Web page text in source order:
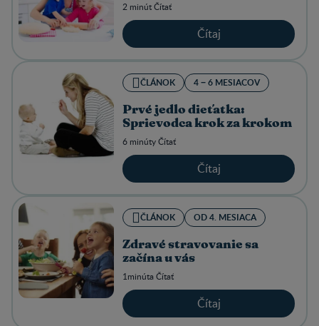
2 minút Čítať
Čítaj
ČLÁNOK 4 − 6 MESIACOV
Prvé jedlo dieťatka:
Sprievodca krok za krokom
6 minúty Čítať
Čítaj
ČLÁNOK OD 4. MESIACA
Zdravé stravovanie sa
začína u vás
1minúta Čítať
Čítaj